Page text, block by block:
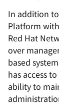
In addition
Platform
Red Hat
over
based
has access
ability to